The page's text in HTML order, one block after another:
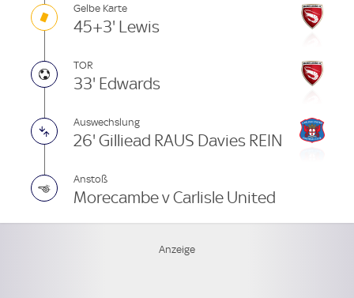
Gelbe Karte
45+3' Lewis
TOR
33' Edwards
Auswechslung
26' Gilliead RAUS Davies REIN
Anstoß
Morecambe v Carlisle United